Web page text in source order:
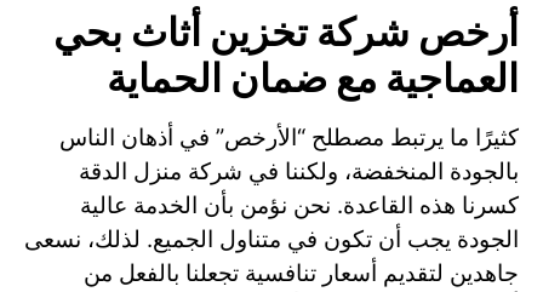
أرخص شركة تخزين أثاث بحي
العماجية مع ضمان الحماية
كثيرًا ما يرتبط مصطلح “الأرخص” في أذهان الناس
بالجودة المنخفضة، ولكننا في شركة منزل الدقة
كسرنا هذه القاعدة. نحن نؤمن بأن الخدمة عالية
الجودة يجب أن تكون في متناول الجميع. لذلك، نسعى
جاهدين لتقديم أسعار تنافسية تجعلنا بالفعل من